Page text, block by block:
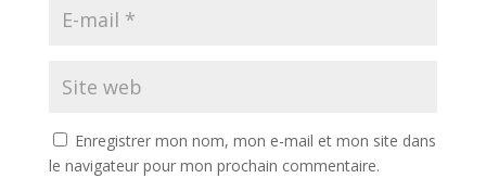
Enregistrer mon nom, mon e-mail et mon site dans
le navigateur pour mon prochain commentaire.